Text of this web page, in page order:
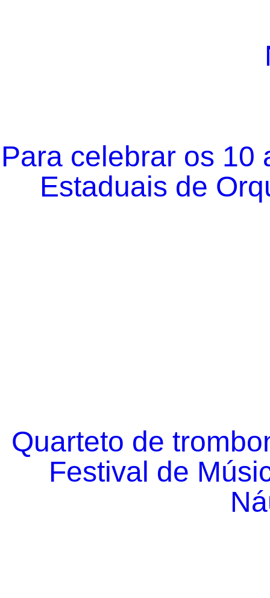
Para celebrar os 10
Estaduais de
Quarteto de
Festival de